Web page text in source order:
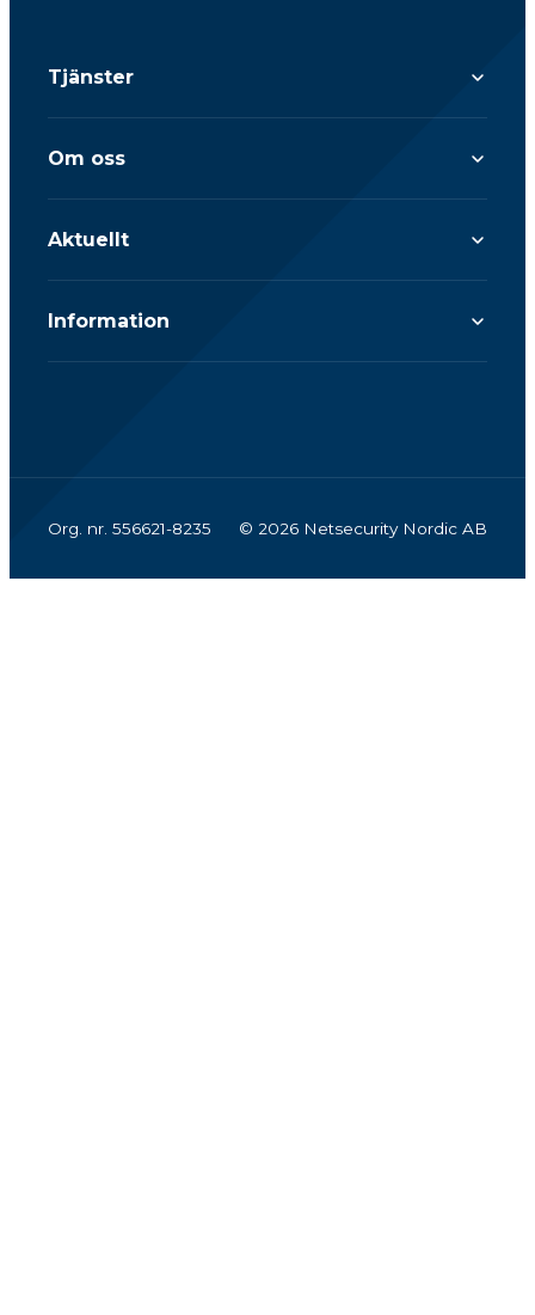
Tjänster
Om oss
Aktuellt
Information
Org. nr. 556621-8235 © 2026 Netsecurity Nordic AB